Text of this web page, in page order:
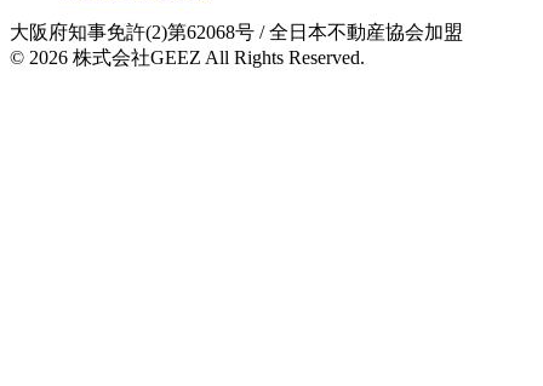
大阪府知事免許(2)第62068号 / 全日本不動産協会加盟
© 2026 株式会社GEEZ All Rights Reserved.